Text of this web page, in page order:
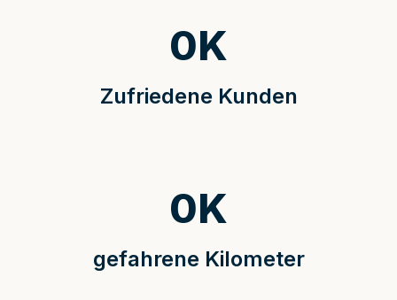
Zufriedene Kunden
0K
gefahrene Kilometer
0K